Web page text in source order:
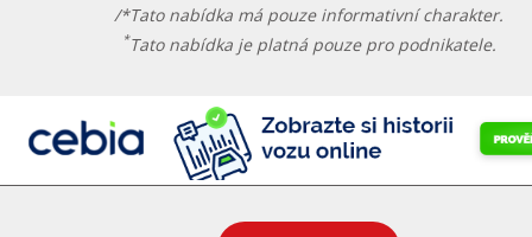
/*Tato nabídka má pouze informativní charakter.
*Tato nabídka je platná pouze pro podnikatele.